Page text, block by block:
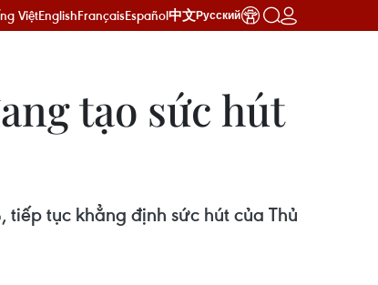
ViệtEnglishFrançaisEspañol中文Русский
tạo sức hút
tục khẳng định sức hút của Thủ